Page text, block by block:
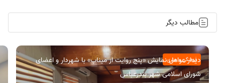
مطالب دیگر
فرهنگی و هنری
دیدار عوامل نمایش «پنج روایت از میناب» با شهردار و اعضای
شورای اسلامی شهر بندرعباس